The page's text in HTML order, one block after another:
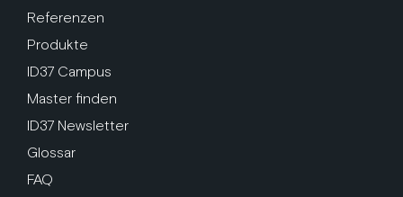
Referenzen
Produkte
ID37 Campus
Master finden
ID37 Newsletter
Glossar
FAQ